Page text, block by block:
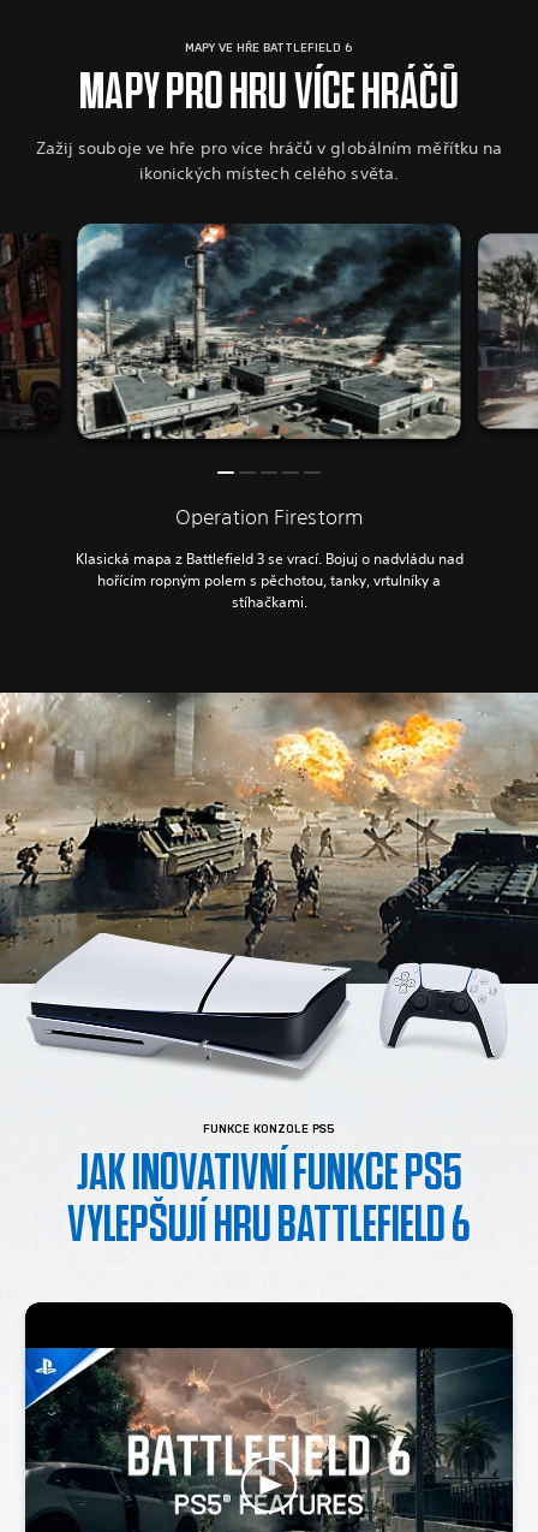
MAPY VE HŘE BATTLEFIELD 6
MAPY PRO HRU VÍCE HRÁČŮ
Zažij souboje ve hře pro více hráčů v globálním měřítku na
ikonických místech celého světa.
Operation Firestorm
Klasická mapa z Battlefield 3 se vrací. Bojuj o nadvládu nad
hořícím ropným polem s pěchotou, tanky, vrtulníky a
stíhačkami.
FUNKCE KONZOLE PS5
JAK INOVATIVNÍ FUNKCE PS5
VYLEPŠUJÍ HRU BATTLEFIELD 6